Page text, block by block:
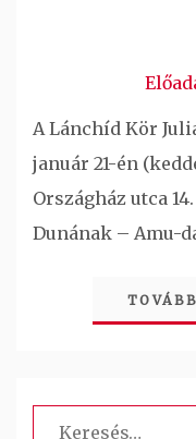
A Lánchíd Kör
január 21-én
Országház utca
Dunának – Amu-
Keresés: